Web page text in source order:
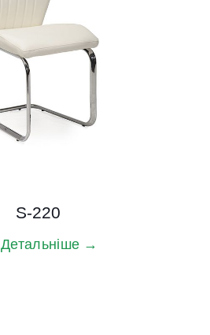
S-220
Детальніше →